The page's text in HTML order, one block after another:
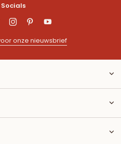
Socials
onze nieuwsbrief